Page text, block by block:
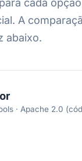
cada
A
abaixo.
· Apache 2.0